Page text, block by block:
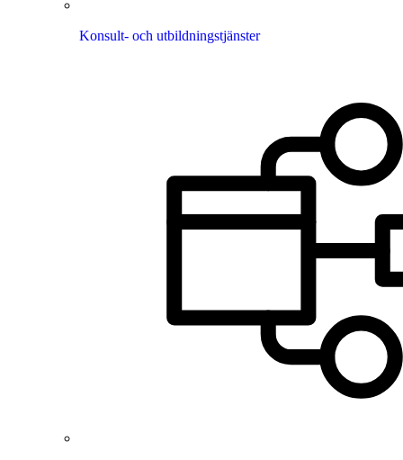
Konsult- och utbildningstjänster